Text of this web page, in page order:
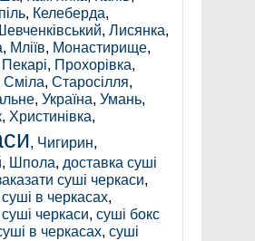
, Келеберда,
, Лисянка,
, Мліїв, Монастирище,
Пекарі, Прохорівка,
Сміла, Старосілля,
, Україна, Умань,
, Христинівка,
, Чигирин,
, Шпола, доставка суші
суші черкаси,
в черкасах,
черкаси, суші бокс
в черкасах, суші